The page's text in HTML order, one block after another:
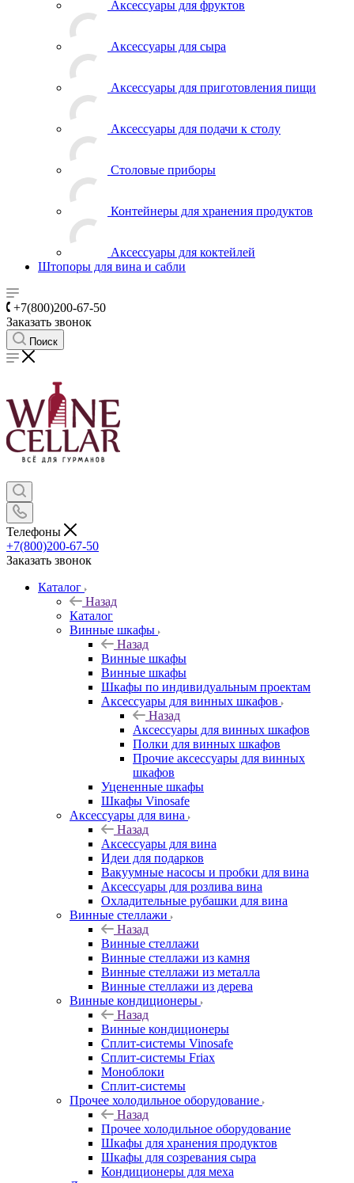
Аксессуары для фруктов
Аксессуары для сыра
Аксессуары для приготовления пищи
Аксессуары для подачи к столу
Столовые приборы
Контейнеры для хранения продуктов
Аксессуары для коктейлей
Штопоры для вина и сабли
+7(800)200-67-50
Заказать звонок
Поиск
Телефоны
+7(800)200-67-50
Заказать звонок
Каталог
Назад
Каталог
Винные шкафы
Назад
Винные шкафы
Винные шкафы
Шкафы по индивидуальным проектам
Аксессуары для винных шкафов
Назад
Аксессуары для винных шкафов
Полки для винных шкафов
Прочие аксессуары для винных
шкафов
Уцененные шкафы
Шкафы Vinosafe
Аксессуары для вина
Назад
Аксессуары для вина
Идеи для подарков
Вакуумные насосы и пробки для вина
Аксессуары для розлива вина
Охладительные рубашки для вина
Винные стеллажи
Назад
Винные стеллажи
Винные стеллажи из камня
Винные стеллажи из металла
Винные стеллажи из дерева
Винные кондиционеры
Назад
Винные кондиционеры
Сплит-системы Vinosafe
Сплит-системы Friax
Моноблоки
Сплит-системы
Прочее холодильное оборудование
Назад
Прочее холодильное оборудование
Шкафы для хранения продуктов
Шкафы для созревания сыра
Кондиционеры для меха